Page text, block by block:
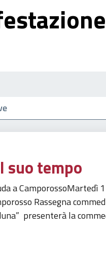
suo tempo
a CamporossoMartedì
Rassegna
presenterà la